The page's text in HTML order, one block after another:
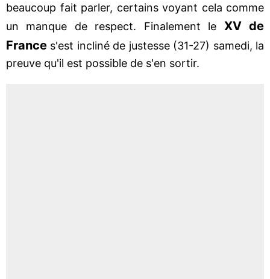
beaucoup fait parler, certains voyant cela comme
un manque de respect. Finalement le XV de
France s'est incliné de justesse (31-27) samedi, la
preuve qu'il est possible de s'en sortir.